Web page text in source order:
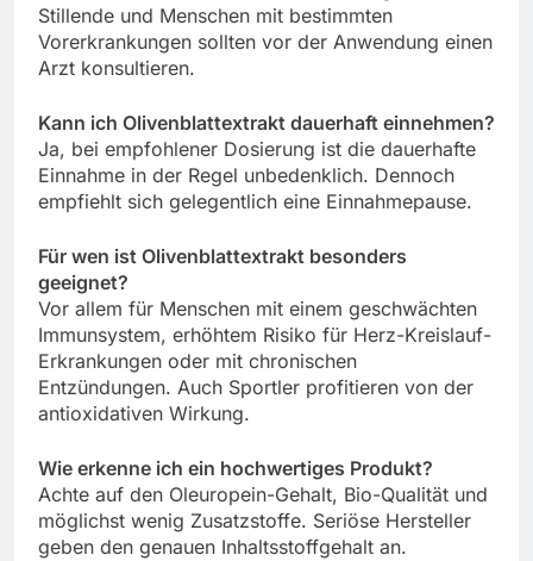
Stillende und Menschen mit bestimmten
Vorerkrankungen sollten vor der Anwendung einen
Arzt konsultieren.
Kann ich Olivenblattextrakt dauerhaft einnehmen?
Ja, bei empfohlener Dosierung ist die dauerhafte
Einnahme in der Regel unbedenklich. Dennoch
empfiehlt sich gelegentlich eine Einnahmepause.
Für wen ist Olivenblattextrakt besonders
geeignet?
Vor allem für Menschen mit einem geschwächten
Immunsystem, erhöhtem Risiko für Herz-Kreislauf-
Erkrankungen oder mit chronischen
Entzündungen. Auch Sportler profitieren von der
antioxidativen Wirkung.
Wie erkenne ich ein hochwertiges Produkt?
Achte auf den Oleuropein-Gehalt, Bio-Qualität und
möglichst wenig Zusatzstoffe. Seriöse Hersteller
geben den genauen Inhaltsstoffgehalt an.